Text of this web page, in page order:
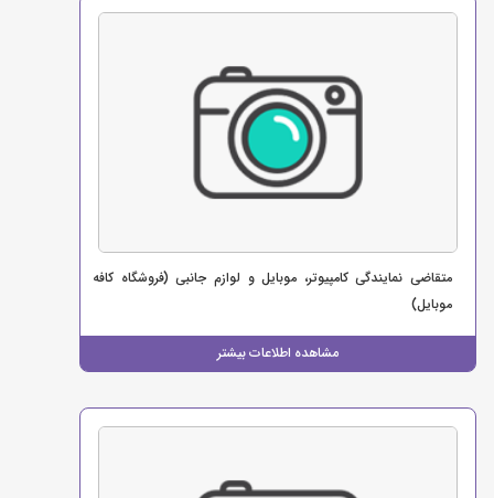
مشاهده اطلاعات بیشتر
متقاضی نمایندگی کامپیوتر، موبایل و لوازم جانبی (فروشگاه کافه
موبایل)